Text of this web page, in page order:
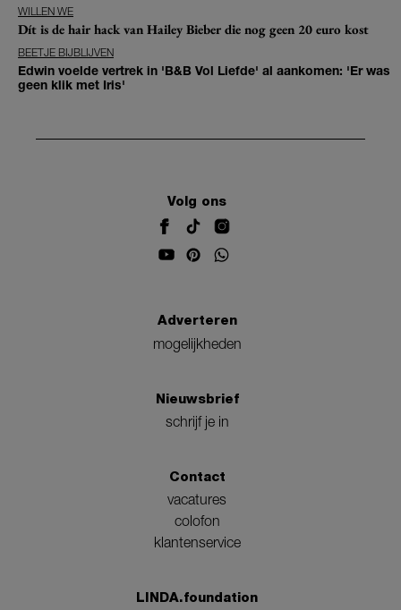
WILLEN WE
Dít is de hair hack van Hailey Bieber die nog geen 20 euro kost
BEETJE BIJBLIJVEN
Edwin voelde vertrek in 'B&B Vol Liefde' al aankomen: 'Er was
geen klik met Iris'
Volg ons
Adverteren
mogelijkheden
Nieuwsbrief
schrijf je in
Contact
vacatures
colofon
klantenservice
LINDA.foundation